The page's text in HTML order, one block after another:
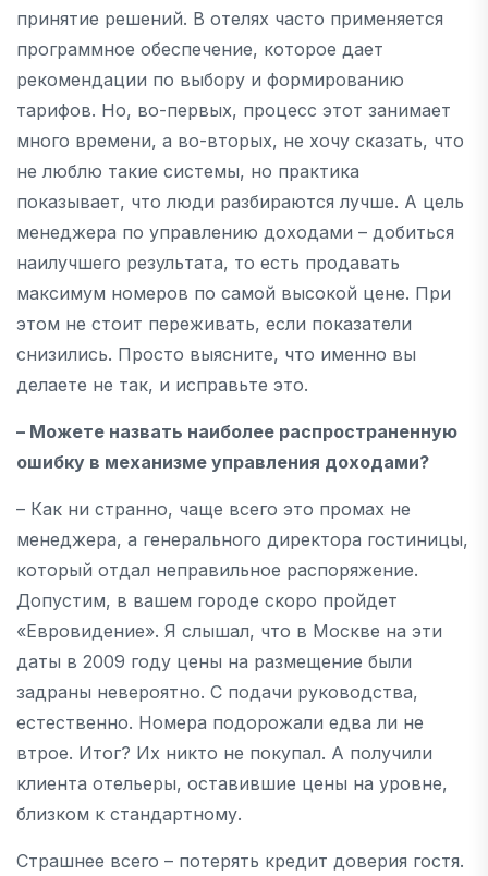
принятие решений. В отелях часто применяется
программное обеспечение, которое дает
рекомендации по выбору и формированию
тарифов. Но, во-первых, процесс этот занимает
много времени, а во-вторых, не хочу сказать, что
не люблю такие системы, но практика
показывает, что люди разбираются лучше. А цель
менеджера по управлению доходами – добиться
наилучшего результата, то есть продавать
максимум номеров по самой высокой цене. При
этом не стоит переживать, если показатели
снизились. Просто выясните, что именно вы
делаете не так, и исправьте это.
– Можете назвать наиболее распространенную
ошибку в механизме управления доходами?
– Как ни странно, чаще всего это промах не
менеджера, а генерального директора гостиницы,
который отдал неправильное распоряжение.
Допустим, в вашем городе скоро пройдет
«Евровидение». Я слышал, что в Москве на эти
даты в 2009 году цены на размещение были
задраны невероятно. С подачи руководства,
естественно. Номера подорожали едва ли не
втрое. Итог? Их никто не покупал. А получили
клиента отельеры, оставившие цены на уровне,
близком к стандартному.
Страшнее всего – потерять кредит доверия гостя.